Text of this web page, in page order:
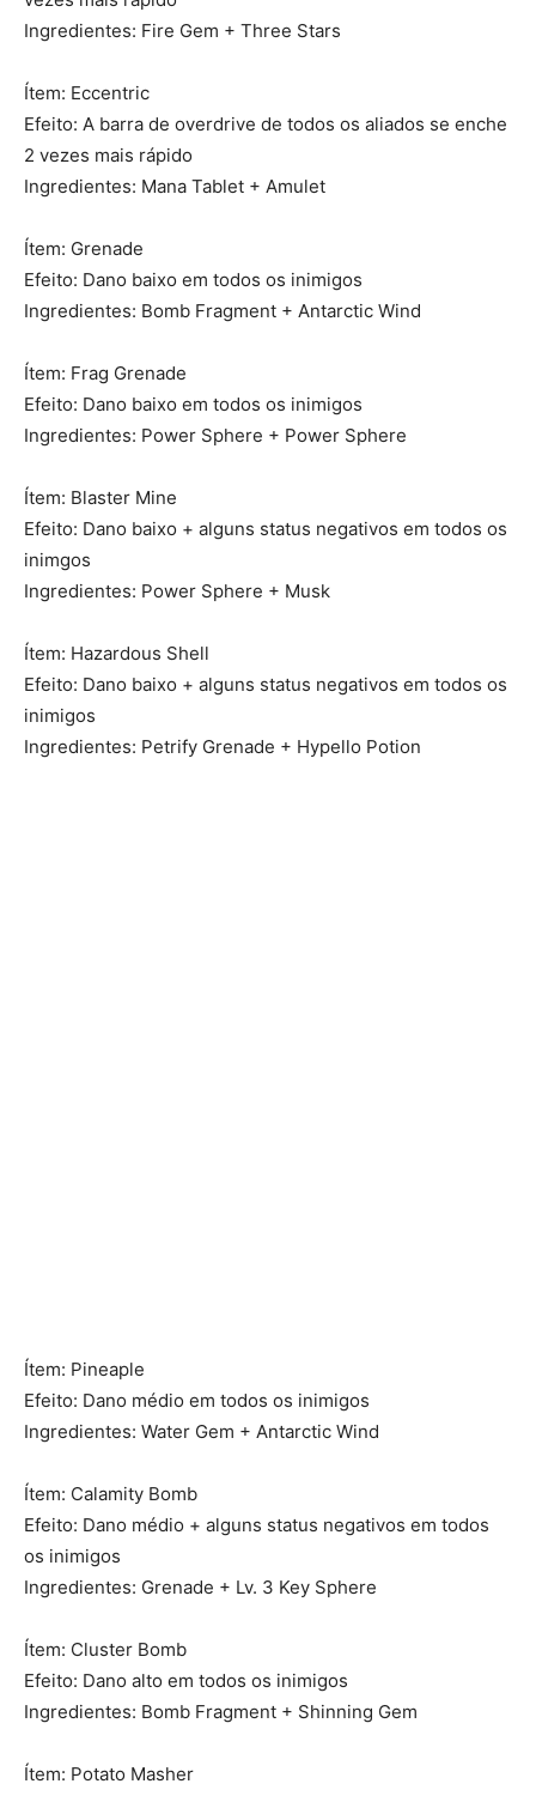
Ingredientes: Fire Gem + Three Stars
Ítem: Eccentric
Efeito: A barra de overdrive de todos os aliados se enche
2 vezes mais rápido
Ingredientes: Mana Tablet + Amulet
Ítem: Grenade
Efeito: Dano baixo em todos os inimigos
Ingredientes: Bomb Fragment + Antarctic Wind
Ítem: Frag Grenade
Efeito: Dano baixo em todos os inimigos
Ingredientes: Power Sphere + Power Sphere
Ítem: Blaster Mine
Efeito: Dano baixo + alguns status negativos em todos os
inimgos
Ingredientes: Power Sphere + Musk
Ítem: Hazardous Shell
Efeito: Dano baixo + alguns status negativos em todos os
inimigos
Ingredientes: Petrify Grenade + Hypello Potion
Ítem: Pineaple
Efeito: Dano médio em todos os inimigos
Ingredientes: Water Gem + Antarctic Wind
Ítem: Calamity Bomb
Efeito: Dano médio + alguns status negativos em todos
os inimigos
Ingredientes: Grenade + Lv. 3 Key Sphere
Ítem: Cluster Bomb
Efeito: Dano alto em todos os inimigos
Ingredientes: Bomb Fragment + Shinning Gem
Ítem: Potato Masher